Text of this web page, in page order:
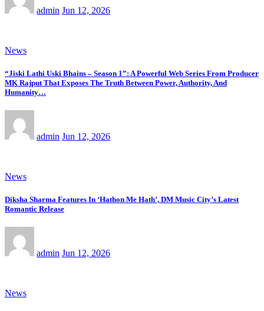
admin Jun 12, 2026
News
“Jiski Lathi Uski Bhains – Season 1”: A Powerful Web Series From Producer
MK Rajput That Exposes The Truth Between Power, Authority, And
Humanity…
admin Jun 12, 2026
News
Diksha Sharma Features In ‘Hathon Me Hath’, DM Music City’s Latest
Romantic Release
admin Jun 12, 2026
News